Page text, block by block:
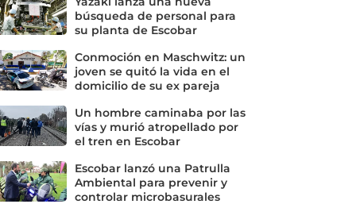
búsqueda de personal para
su planta de Escobar
Conmoción en Maschwitz: un
joven se quitó la vida en el
domicilio de su ex pareja
Un hombre caminaba por las
vías y murió atropellado por
el tren en Escobar
Escobar lanzó una Patrulla
Ambiental para prevenir y
controlar microbasurales